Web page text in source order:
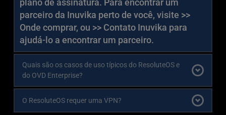
Over-the-Air (OTA).
Foi criado especificamente para o OVD
Enteprise VDI, proporcionando uma
experiência de usuário inigualável.
plano de assinatura. Para encontrar um
parceiro da Inuvika perto de você, visite >>
Onde comprar, ou >> Contato Inuvika para
ajudá-lo a encontrar um parceiro.
Quais são os casos de uso típicos do ResoluteOS e
do OVD Enterprise?
Organizações que desejam abandonar os
laptops e desktops baseados no Windows
O ResoluteOS requer uma VPN?